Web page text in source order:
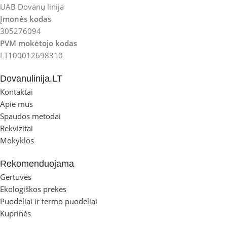
UAB Dovanų linija
Įmonės kodas
305276094
PVM mokėtojo kodas
LT100012698310
Dovanulinija.LT
Kontaktai
Apie mus
Spaudos metodai
Rekvizitai
Mokyklos
Rekomenduojama
Gertuvės
Ekologiškos prekės
Puodeliai ir termo puodeliai
Kuprinės